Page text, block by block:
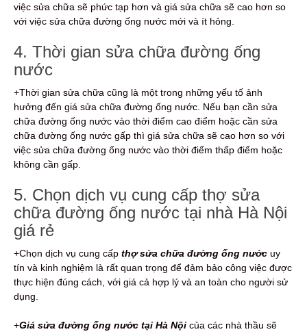
việc sửa chữa sẽ phức tạp hơn và giá sửa chữa sẽ cao hơn so
với việc sửa chữa đường ống nước mới và ít hỏng.
4. Thời gian sửa chữa đường ống
nước
+Thời gian sửa chữa cũng là một trong những yếu tố ảnh
hưởng đến giá sửa chữa đường ống nước. Nếu bạn cần sửa
chữa đường ống nước vào thời điểm cao điểm hoặc cần sửa
chữa đường ống nước gấp thì giá sửa chữa sẽ cao hơn so với
việc sửa chữa đường ống nước vào thời điểm thấp điểm hoặc
không cần gấp.
5. Chọn dịch vụ cung cấp thợ sửa
chữa đường ống nước tại nhà Hà Nội
giá rẻ
+Chọn dịch vụ cung cấp thợ sửa chữa đường ống nước uy
tín và kinh nghiệm là rất quan trọng để đảm bảo công việc được
thực hiện đúng cách, với giá cả hợp lý và an toàn cho người sử
dụng.
+Giá sửa đường ống nước tại Hà Nội của các nhà thầu sẽ